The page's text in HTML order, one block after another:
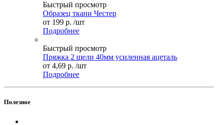
Быстрый просмотр
Образец ткани Честер
от 199 р. /шт
Подробнее
Быстрый просмотр
Пряжка 2 щели 40мм усиленная ацеталь
от 4,69 р. /шт
Подробнее
Полезное